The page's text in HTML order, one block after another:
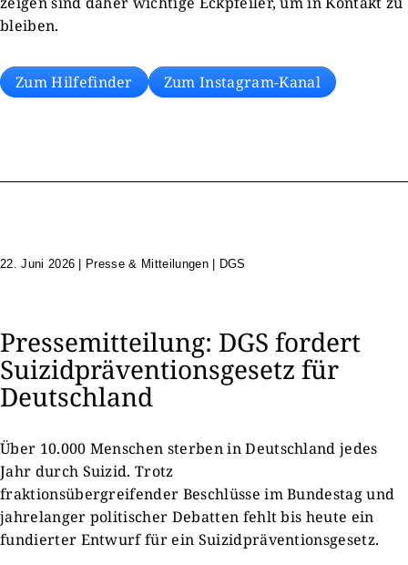
bleiben.
Zum Hilfefinder Zum Instagram-Kanal
22. Juni 2026 | Presse & Mitteilungen | DGS
Pressemitteilung: DGS fordert
Suizidpräventionsgesetz für
Deutschland
Über 10.000 Menschen sterben in Deutschland jedes
Jahr durch Suizid. Trotz
fraktionsübergreifender Beschlüsse im Bundestag und
jahrelanger politischer Debatten fehlt bis heute ein
fundierter Entwurf für ein Suizidpräventionsgesetz.